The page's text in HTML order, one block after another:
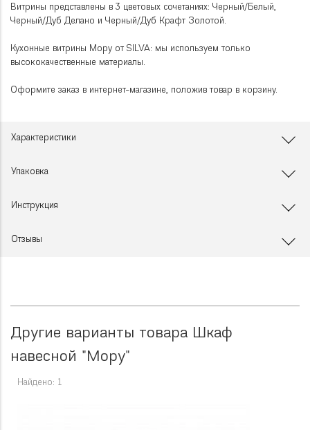
Витрины представлены в 3 цветовых сочетаниях: Черный/Белый,
Черный/Дуб Делано и Черный/Дуб Крафт Золотой.
Кухонные витрины Мору от SILVA: мы используем только
высококачественные материалы.
Оформите заказ в интернет-магазине, положив товар в корзину.
Характеристики
Упаковка
Инструкция
Отзывы
Другие варианты товара Шкаф
навесной "Мору"
Найдено: 1